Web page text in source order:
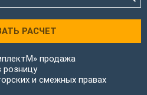
РАСЧЕТ
продажа
розницу
и смежных правах